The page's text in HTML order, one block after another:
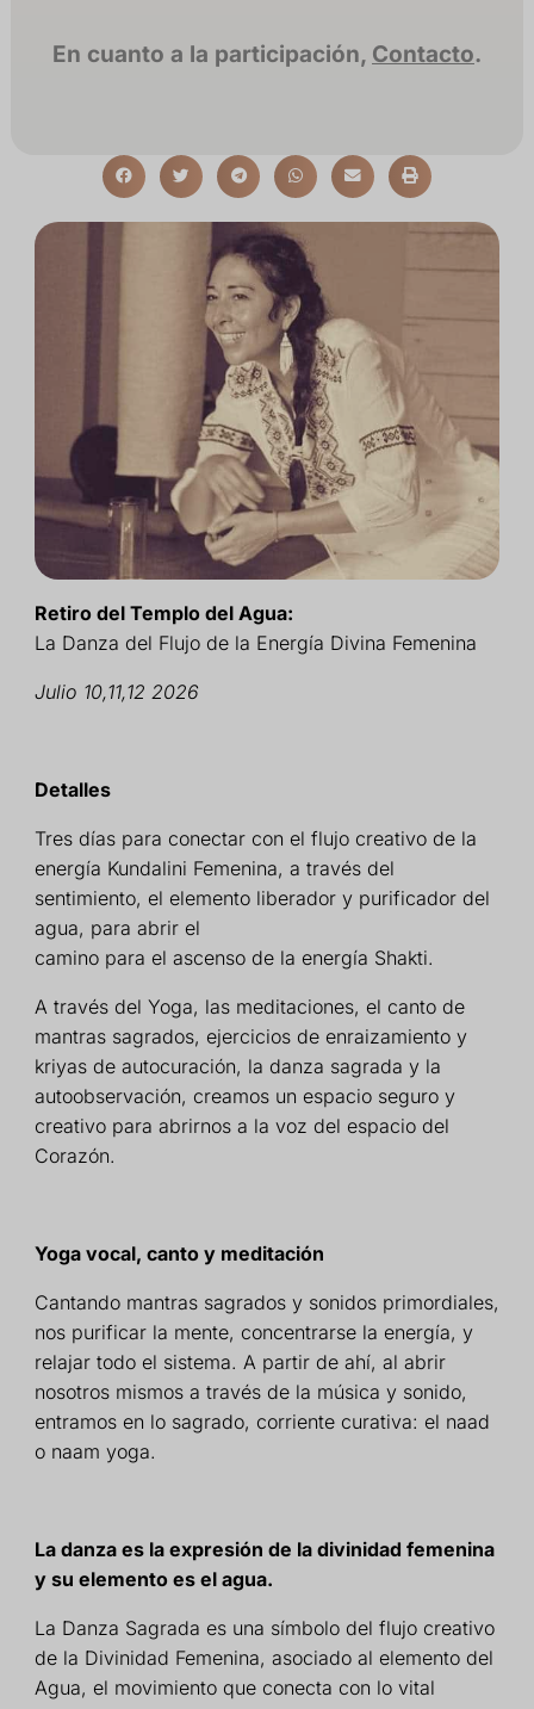
Retiro del Templo del Agua:
La Danza del Flujo de la Energía Divina Femenina
Julio 10,11,12 2026
Detalles
Tres días para conectar con el flujo creativo de la
energía Kundalini Femenina, a través del
sentimiento, el elemento liberador y purificador del
agua, para abrir el
camino para el ascenso de la energía Shakti.
A través del Yoga, las meditaciones, el canto de
mantras sagrados, ejercicios de enraizamiento y
kriyas de autocuración, la danza sagrada y la
autoobservación, creamos un espacio seguro y
creativo para abrirnos a la voz del espacio del
Corazón.
Yoga vocal, canto y meditación
Cantando mantras sagrados y sonidos primordiales,
nos purificar la mente, concentrarse la energía, y
relajar todo el sistema. A partir de ahí, al abrir
nosotros mismos a través de la música y sonido,
entramos en lo sagrado, corriente curativa: el naad
o naam yoga.
La danza es la expresión de la divinidad femenina
y su elemento es el agua.
La Danza Sagrada es una símbolo del flujo creativo
de la Divinidad Femenina, asociado al elemento del
Agua, el movimiento que conecta con lo vital
En cuanto a la participación, Contacto.